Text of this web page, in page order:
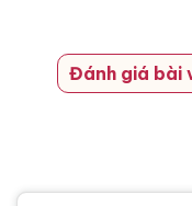
Đánh giá bài